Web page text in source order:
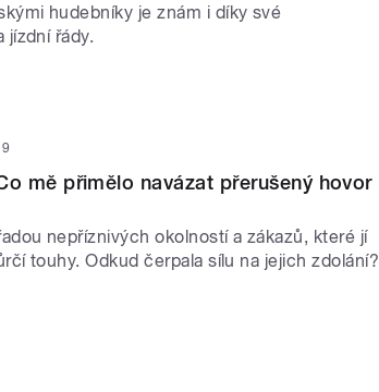
hudebníky je znám i díky své
jízdní řády.
mě přimělo navázat přerušený hovor
nepříznivých okolností a zákazů, které jí
touhy. Odkud čerpala sílu na jejich zdolání?